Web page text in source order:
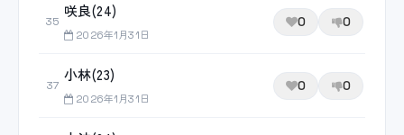
35
咲良(24)
2026年1月31日
0 0
37
小林(23)
2026年1月31日
0 0